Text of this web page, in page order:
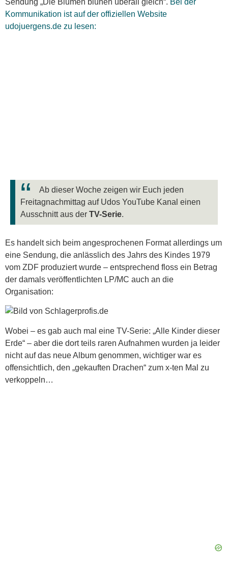
Sendung „Die Blumen blühen überall gleich“. Bei der
Kommunikation ist auf der offiziellen Website
udojuergens.de zu lesen:
Ab dieser Woche zeigen wir Euch jeden
Freitagnachmittag auf Udos YouTube Kanal einen
Ausschnitt aus der TV-Serie.
Es handelt sich beim angesprochenen Format allerdings um
eine Sendung, die anlässlich des Jahrs des Kindes 1979
vom ZDF produziert wurde – entsprechend floss ein Betrag
der damals veröffentlichten LP/MC auch an die
Organisation:
Wobei – es gab auch mal eine TV-Serie: „Alle Kinder dieser
Erde“ – aber die dort teils raren Aufnahmen wurden ja leider
nicht auf das neue Album genommen, wichtiger war es
offensichtlich, den „gekauften Drachen“ zum x-ten Mal zu
verkoppeln…